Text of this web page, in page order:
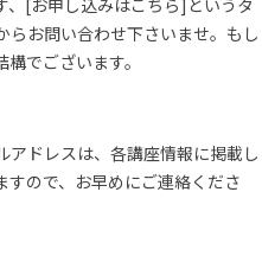
お問い合わせ下さいませ。もし
でございます。
ドレスは、各講座情報に掲載し
ので、お早めにご連絡くださ